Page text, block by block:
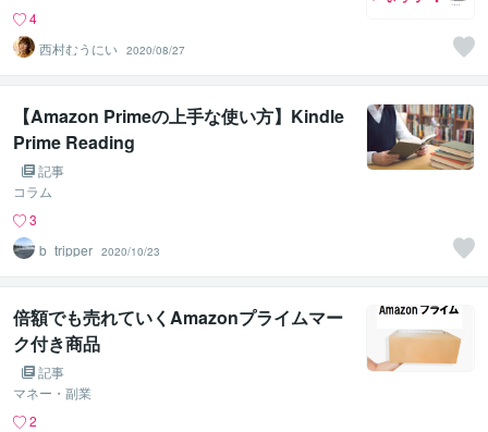
4
西村むうにい 2020/08/27
【Amazon Primeの上手な使い方】Kindle
Prime Reading
記事
コラム
3
b_tripper 2020/10/23
倍額でも売れていくAmazonプライムマー
ク付き商品
記事
マネー・副業
2